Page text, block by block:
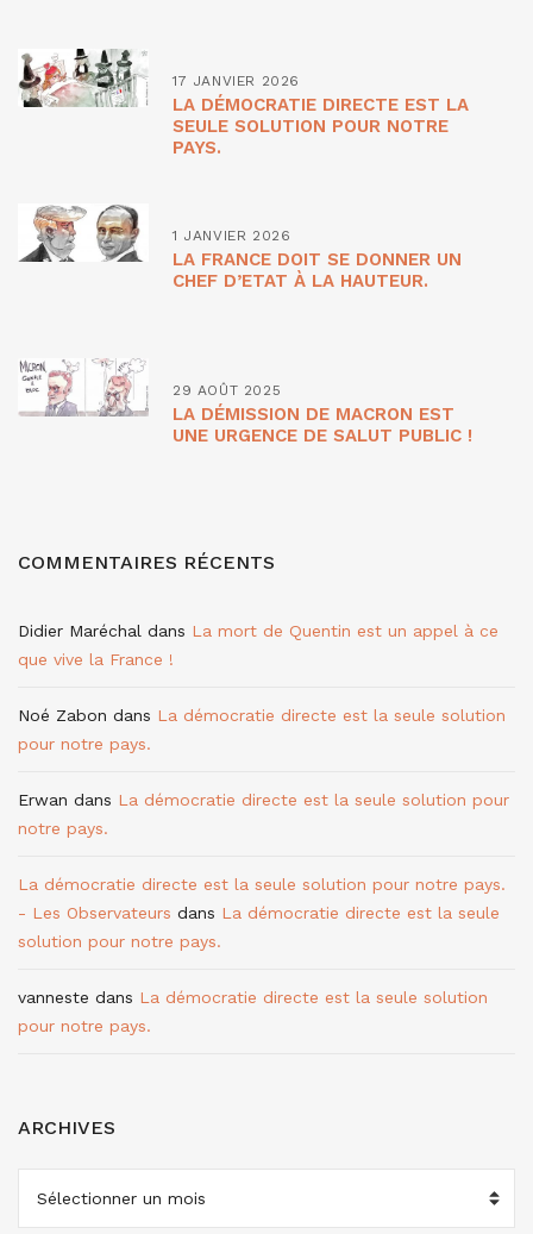
17 JANVIER 2026
LA DÉMOCRATIE DIRECTE EST LA
SEULE SOLUTION POUR NOTRE
PAYS.
1 JANVIER 2026
LA FRANCE DOIT SE DONNER UN
CHEF D’ETAT À LA HAUTEUR.
29 AOÛT 2025
LA DÉMISSION DE MACRON EST
UNE URGENCE DE SALUT PUBLIC !
COMMENTAIRES RÉCENTS
Didier Maréchal dans La mort de Quentin est un appel à ce
que vive la France !
Noé Zabon dans La démocratie directe est la seule solution
pour notre pays.
Erwan dans La démocratie directe est la seule solution pour
notre pays.
La démocratie directe est la seule solution pour notre pays.
- Les Observateurs dans La démocratie directe est la seule
solution pour notre pays.
vanneste dans La démocratie directe est la seule solution
pour notre pays.
ARCHIVES